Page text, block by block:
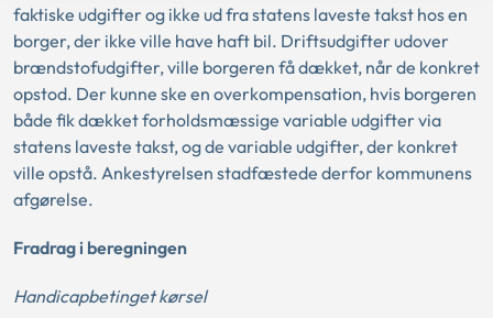
faktiske udgifter og ikke ud fra statens laveste takst hos en
borger, der ikke ville have haft bil. Driftsudgifter udover
brændstofudgifter, ville borgeren få dækket, når de konkret
opstod. Der kunne ske en overkompensation, hvis borgeren
både fik dækket forholdsmæssige variable udgifter via
statens laveste takst, og de variable udgifter, der konkret
ville opstå. Ankestyrelsen stadfæstede derfor kommunens
afgørelse.
Fradrag i beregningen
Handicapbetinget kørsel